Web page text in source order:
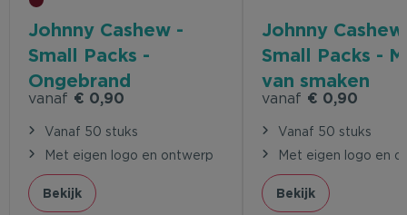
Johnny Cashew -
Small Packs -
Ongebrand
vanaf € 0,90
Vanaf 50 stuks
Met eigen logo en ontwerp
Bekijk
Johnny
Small Packs -
van smaken
vanaf € 0,90
Vanaf 50 stuks
Met eigen logo en
Bekijk